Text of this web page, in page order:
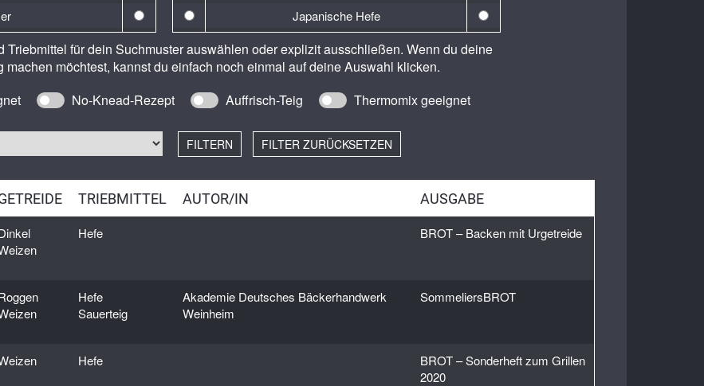
Japanische Hefe
Natron
Sauerteig
Triebmittel für dein Suchmuster auswählen oder explizit ausschließen. Wenn du deine
machen möchtest, kannst du einfach noch einmal auf deine Auswahl klicken.
No-Knead-Rezept Auffrisch-Teig Thermomix geeignet
FILTERN FILTER ZURÜCKSETZEN
TRIEBMITTEL AUTOR/IN AUSGABE
Hefe BROT – Backen mit Urgetreide
Hefe
Sauerteig
Akademie Deutsches Bäckerhandwerk
Weinheim
SommeliersBROT
Hefe
BROT – Sonderheft zum Grillen
2020